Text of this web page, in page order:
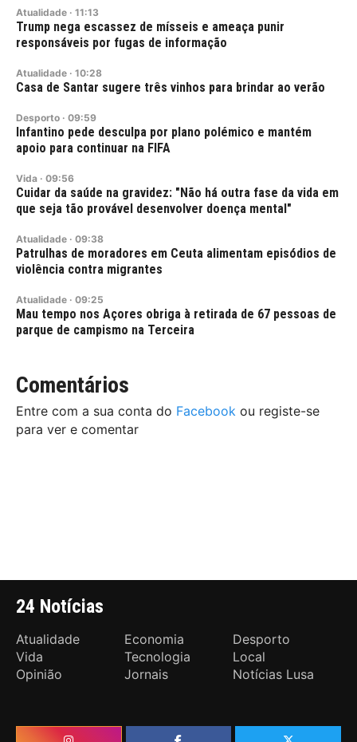
Atualidade · 11:13
Trump nega escassez de mísseis e ameaça punir
responsáveis por fugas de informação
Atualidade · 10:28
Casa de Santar sugere três vinhos para brindar ao verão
Desporto · 09:59
Infantino pede desculpa por plano polémico e mantém
apoio para continuar na FIFA
Vida · 09:56
Cuidar da saúde na gravidez: "Não há outra fase da vida em
que seja tão provável desenvolver doença mental"
Atualidade · 09:38
Patrulhas de moradores em Ceuta alimentam episódios de
violência contra migrantes
Atualidade · 09:25
Mau tempo nos Açores obriga à retirada de 67 pessoas de
parque de campismo na Terceira
Comentários
Entre com a sua conta do Facebook ou registe-se
para ver e comentar
24 Notícias
Atualidade Economia
Desporto
Vida
Tecnologia
Local
Opinião
Jornais Notícias Lusa